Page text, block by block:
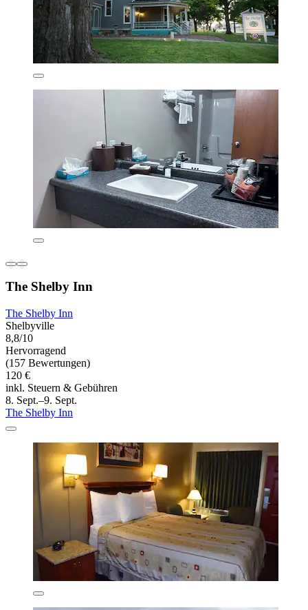
The Shelby Inn
The Shelby Inn
Shelbyville
8,8/10
Hervorragend
(157 Bewertungen)
120 €
inkl. Steuern & Gebühren
8. Sept.–9. Sept.
The Shelby Inn